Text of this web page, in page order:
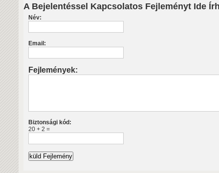
A Bejelentéssel Kapcsolatos Fejleményt Ide
Név:
Email:
Fejlemények:
Biztonsági kód:
20 + 2 =